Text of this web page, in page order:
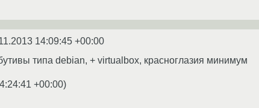
14:09:45 +00:00
типа debian, + virtualbox, красноглазия минимум
+00:00)